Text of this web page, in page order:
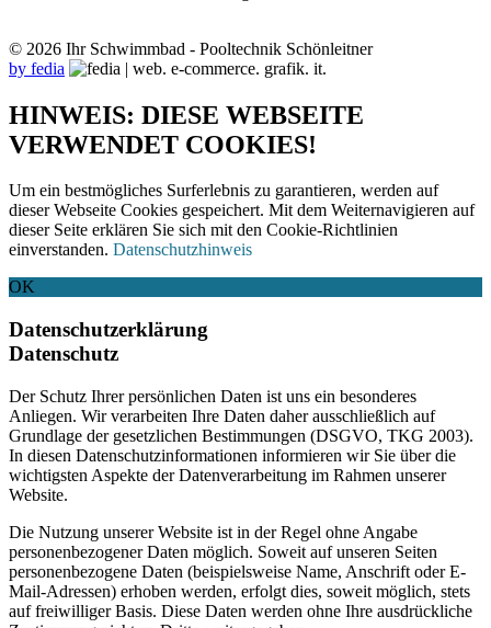
© 2026 Ihr Schwimmbad - Pooltechnik Schönleitner
by fedia
HINWEIS: DIESE WEBSEITE
VERWENDET COOKIES!
Um ein bestmögliches Surferlebnis zu garantieren, werden auf
dieser Webseite Cookies gespeichert. Mit dem Weiternavigieren auf
dieser Seite erklären Sie sich mit den Cookie-Richtlinien
einverstanden. Datenschutzhinweis
OK
Datenschutzerklärung
Datenschutz
Der Schutz Ihrer persönlichen Daten ist uns ein besonderes
Anliegen. Wir verarbeiten Ihre Daten daher ausschließlich auf
Grundlage der gesetzlichen Bestimmungen (DSGVO, TKG 2003).
In diesen Datenschutzinformationen informieren wir Sie über die
wichtigsten Aspekte der Datenverarbeitung im Rahmen unserer
Website.
Die Nutzung unserer Website ist in der Regel ohne Angabe
personenbezogener Daten möglich. Soweit auf unseren Seiten
personenbezogene Daten (beispielsweise Name, Anschrift oder E-
Mail-Adressen) erhoben werden, erfolgt dies, soweit möglich, stets
auf freiwilliger Basis. Diese Daten werden ohne Ihre ausdrückliche